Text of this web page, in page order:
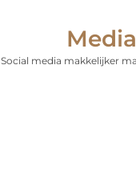
Media
Social media makkelijker